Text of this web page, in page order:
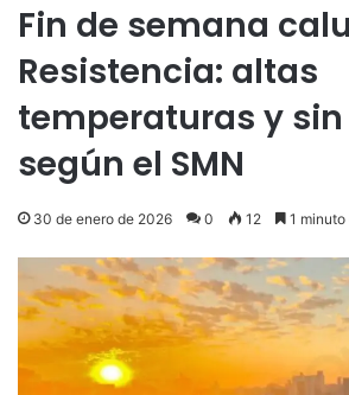
Fin de semana
Resistencia: altas
temperaturas y
según el SMN
30 de enero de 2026 0 12 1